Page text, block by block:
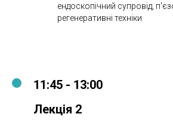
ендоскопічний супровід,
регенеративні техніки
11:45 - 13:00
Лекція 2